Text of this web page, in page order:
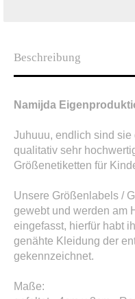
Beschreibung
Namijda
Juhuuu, endlich sind
qualitativ sehr
Größenetiketten für
Unsere Größenlabels /
gewebt und werden am
eingefasst, hierfür habt
genähte Kleidung der
gekennzeichnet.
Maße: